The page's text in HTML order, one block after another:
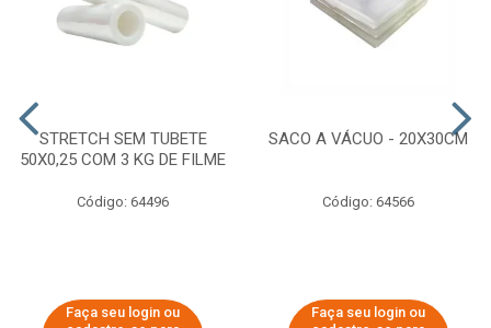
STRETCH SEM TUBETE
50X0,25 COM 3 KG DE FILME
Código: 64496
Faça seu login ou
SACO A VÁCUO - 20X30CM
Código: 64566
Faça seu login ou